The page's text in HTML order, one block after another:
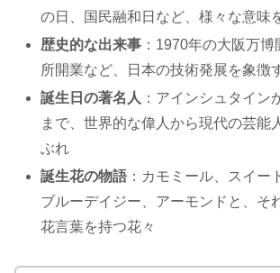
の日、国民融和日など、様々な意味
歴史的な出来事 ：1970年の大阪万
所開業など、日本の技術発展を象徴
誕生日の著名人 ：アインシュタイン
まで、世界的な偉人から現代の芸能
ぶれ
誕生花の物語：カモミール、スイー
ブルーデイジー、アーモンドと、そ
花言葉を持つ花々